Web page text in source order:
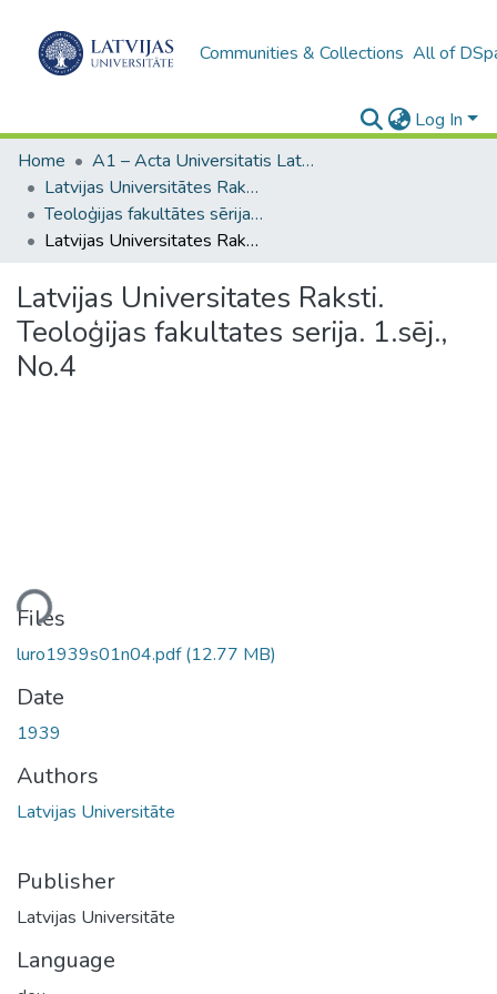
Communities & Collections All of
Log In
Home
A1 – Acta Universitatis Latviensis / Universitātes raksti / Scientific papers
Latvijas Universitātes Raksti (1923–1943)
Teoloģijas fakultātes sērija (1938-1940)
Latvijas Universitates Raksti. Teoloģijas fakultates serija. 1.sēj., No.4
Latvijas Universitates Raksti.
Teoloģijas fakultates serija. 1.sēj.,
No.4
Files
luro1939s01n04.pdf(12.77 MB)
Date
1939
Authors
Latvijas Universitāte
Publisher
Latvijas Universitāte
Language